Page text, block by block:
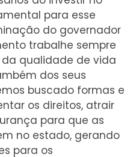
para esse
do governador
trabalhe sempre
qualidade de vida
dos seus
buscado formas e
os direitos, atrair
para que as
no estado, gerando
para os